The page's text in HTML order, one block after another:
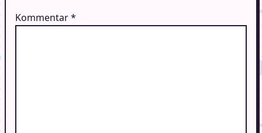
Kommentar*